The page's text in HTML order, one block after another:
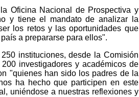
Oficina Nacional de Prospectiva y
y tiene el mandato de analizar la
los retos y las oportunidades que
a prepararse para ellos".
instituciones, desde la Comisión
investigadores y académicos de
"quienes han sido los padres de la
ha hecho que participen en este
uniéndose a nuestras reflexiones y